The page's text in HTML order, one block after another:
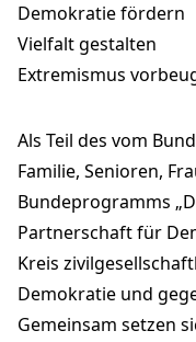
Demokratie fördern
Vielfalt gestalten
Extremismus
Als Teil des vom
Familie, Senioren,
Bundeprogramms
Partnerschaft für
Kreis
Demokratie und
Gemeinsam setzen